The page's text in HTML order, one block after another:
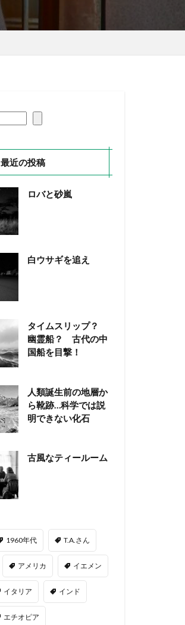
最近の投稿
ロバと砂嵐
白ウサギを追え
タイムスリップ？
幽霊船？ 古代の中
国船を目撃！
人類誕生前の地層か
ら靴跡…科学では説
明できない化石
古風なティールーム
1960年代 T.A.さん
アメリカ イエメン
イタリア インド
エチオピア